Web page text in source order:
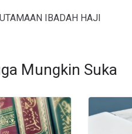
IBADAH HAJI
Mungkin Suka